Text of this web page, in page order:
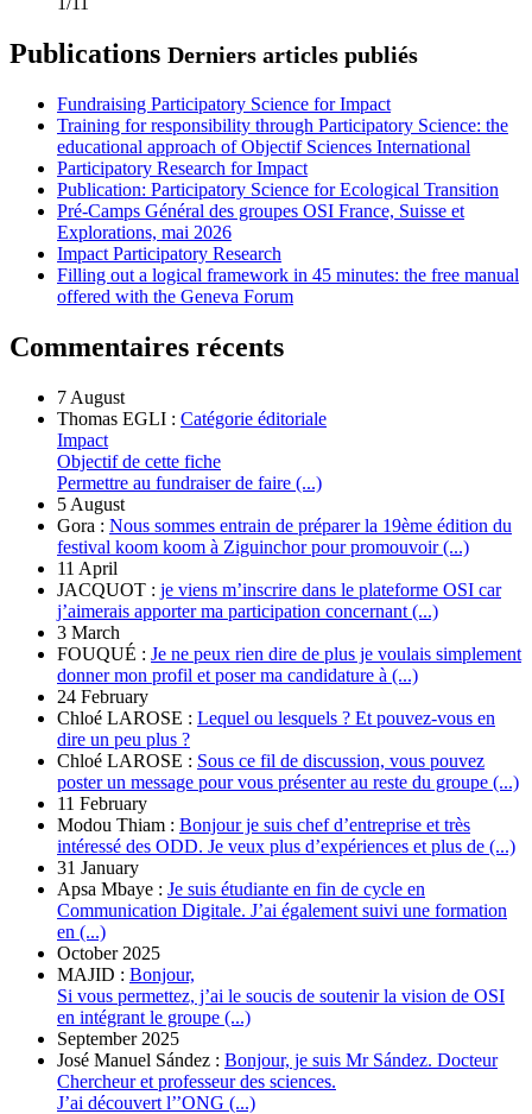
Publications Derniers articles publiés
Fundraising Participatory Science for Impact
Training for responsibility through Participatory Science: the
educational approach of Objectif Sciences International
Participatory Research for Impact
Publication: Participatory Science for Ecological Transition
Pré-Camps Général des groupes OSI France, Suisse et
Explorations, mai 2026
Impact Participatory Research
Filling out a logical framework in 45 minutes: the free manual
offered with the Geneva Forum
Commentaires récents
7 August
Thomas EGLI : Catégorie éditoriale
Impact
Objectif de cette fiche
Permettre au fundraiser de faire (...)
5 August
Gora : Nous sommes entrain de préparer la 19ème édition du
festival koom koom à Ziguinchor pour promouvoir (...)
11 April
JACQUOT : je viens m’inscrire dans le plateforme OSI car
j’aimerais apporter ma participation concernant (...)
3 March
FOUQUÉ : Je ne peux rien dire de plus je voulais simplement
donner mon profil et poser ma candidature à (...)
24 February
Chloé LAROSE : Lequel ou lesquels ? Et pouvez-vous en
dire un peu plus ?
Chloé LAROSE : Sous ce fil de discussion, vous pouvez
poster un message pour vous présenter au reste du groupe (...)
11 February
Modou Thiam : Bonjour je suis chef d’entreprise et très
intéressé des ODD. Je veux plus d’expériences et plus de (...)
31 January
Apsa Mbaye : Je suis étudiante en fin de cycle en
Communication Digitale. J’ai également suivi une formation
en (...)
October 2025
MAJID : Bonjour,
Si vous permettez, j’ai le soucis de soutenir la vision de OSI
en intégrant le groupe (...)
September 2025
José Manuel Sández : Bonjour, je suis Mr Sández. Docteur
Chercheur et professeur des sciences.
J’ai découvert l’’ONG (...)